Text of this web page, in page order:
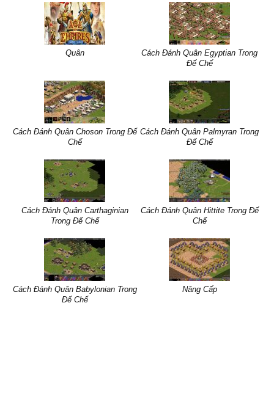
Quân
Cách Đánh Quân Egyptian Trong
Đế Chế
Cách Đánh Quân Choson Trong Đế
Chế
Cách Đánh Quân Palmyran Trong
Đế Chế
Cách Đánh Quân Carthaginian
Trong Đế Chế
Cách Đánh Quân Hittite Trong Đế
Chế
Cách Đánh Quân Babylonian Trong
Đế Chế
Nâng Cấp